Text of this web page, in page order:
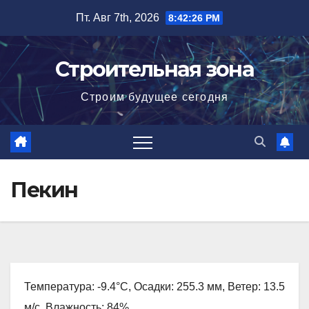
содержимому
Пт. Авг 7th, 2026 8:42:27 PM
Строительная зона
Строим будущее сегодня
Пекин
Температура: -9.4°C, Осадки: 255.3 мм, Ветер: 13.5